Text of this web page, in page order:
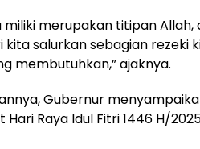
miliki merupakan titipan
kita salurkan sebagian
membutuhkan,” ajaknya.
Gubernur
Raya Idul Fitri 1446 H/